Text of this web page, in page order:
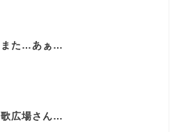
また…あぁ…
歌広場さん…